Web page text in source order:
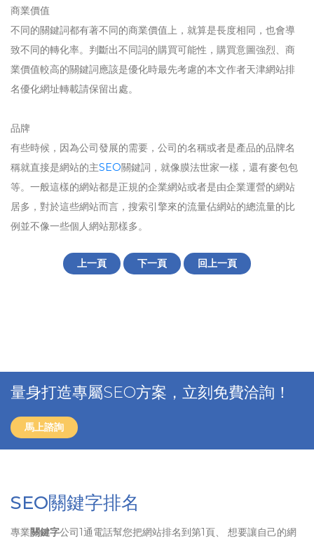
商業價值
不同的關鍵詞都有著不同的商業價值上，就算是長度相同，也會導
致不同的轉化率。判斷出不同詞的購買可能性，購買意圖強烈、商
業價值較高的關鍵詞應該是優化時最先考慮的本文作者天津網站排
名優化網址轉載請保留出處。
品牌
有些時候，因為公司發展的需要，公司的名稱或者是產品的品牌名
稱就直接是網站的主SEO關鍵詞，就像膜法世家一樣，還有麥包包
等。一般這樣的網站都是正規的企業網站或者是由企業運營的網站
居多，對於這些網站而言，搜索引擎來的流量佔網站的總流量的比
例並不像一些個人網站那樣多。
上一頁 下一頁 回上一頁
量身打造專屬SEO方案，立刻免費洽詢！
馬上諮詢
SEO關鍵字排名
專業關鍵字公司1通電話幫您把網站排名到第1頁、 想要讓自己的網